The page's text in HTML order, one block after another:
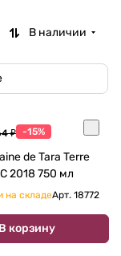
В наличии
₽ -15%
de Tara Terre
d'Ocres AOC 2018 750 мл
на складеАрт. 18772
В корзину